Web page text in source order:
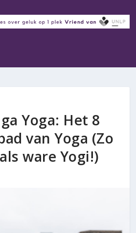
Yoga: Het 8
van Yoga (Zo
ware Yogi!)